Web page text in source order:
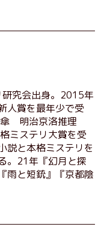
究会出身。2015年
人賞を最年少で受
傘 明治京洛推理
ミステリ大賞を受
説と本格ミステリを
。21年『幻月と探
雨と短銃』『京都陰